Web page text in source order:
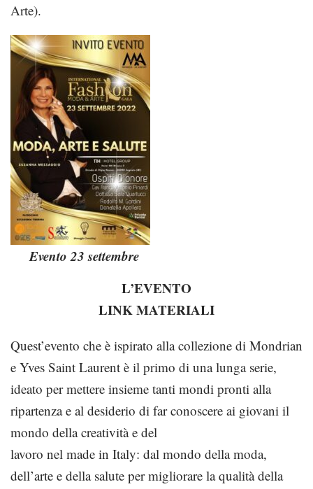
Arte).
Evento 23 settembre
L’EVENTO
LINK MATERIALI
Quest’evento che è ispirato alla collezione di Mondrian
e Yves Saint Laurent è il primo di una lunga serie,
ideato per mettere insieme tanti mondi pronti alla
ripartenza e al desiderio di far conoscere ai giovani il
mondo della creatività e del
lavoro nel made in Italy: dal mondo della moda,
dell’arte e della salute per migliorare la qualità della